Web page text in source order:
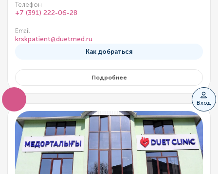
Вход
Телефон
+7 (391) 222-06-28
Email
krskpatient@duetmed.ru
Как добраться
Подробнее